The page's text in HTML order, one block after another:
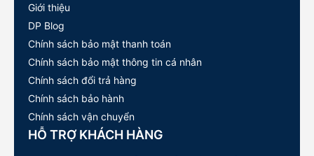
Giới thiệu
DP Blog
Chính sách bảo mật thanh toán
Chính sách bảo mật thông tin cá nhân
Chính sách đổi trả hàng
Chính sách bảo hành
Chính sách vận chuyển
HỖ TRỢ KHÁCH HÀNG